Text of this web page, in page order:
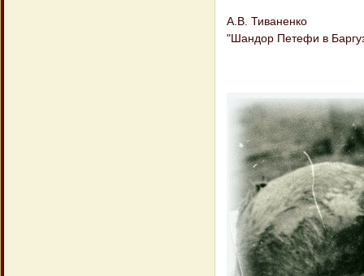
А.В. Тиваненко
"Шандор Петефи в